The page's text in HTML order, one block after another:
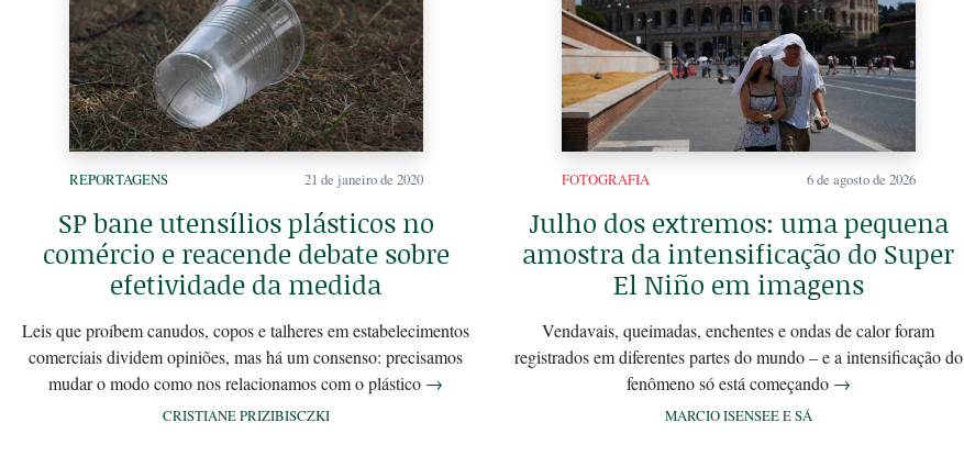
REPORTAGENS 21 de janeiro de 2020
SP bane utensílios plásticos no
comércio e reacende debate sobre
efetividade da medida
Leis que proíbem canudos, copos e talheres em estabelecimentos
comerciais dividem opiniões, mas há um consenso: precisamos
mudar o modo como nos relacionamos com o plástico →
CRISTIANE PRIZIBISCZKI
FOTOGRAFIA 6 de agosto de 2026
Julho dos extremos: uma pequena
amostra da intensificação do Super
El Niño em imagens
Vendavais, queimadas, enchentes e ondas de calor foram
registrados em diferentes partes do mundo – e a intensificação do
fenômeno só está começando →
MARCIO ISENSEE E SÁ